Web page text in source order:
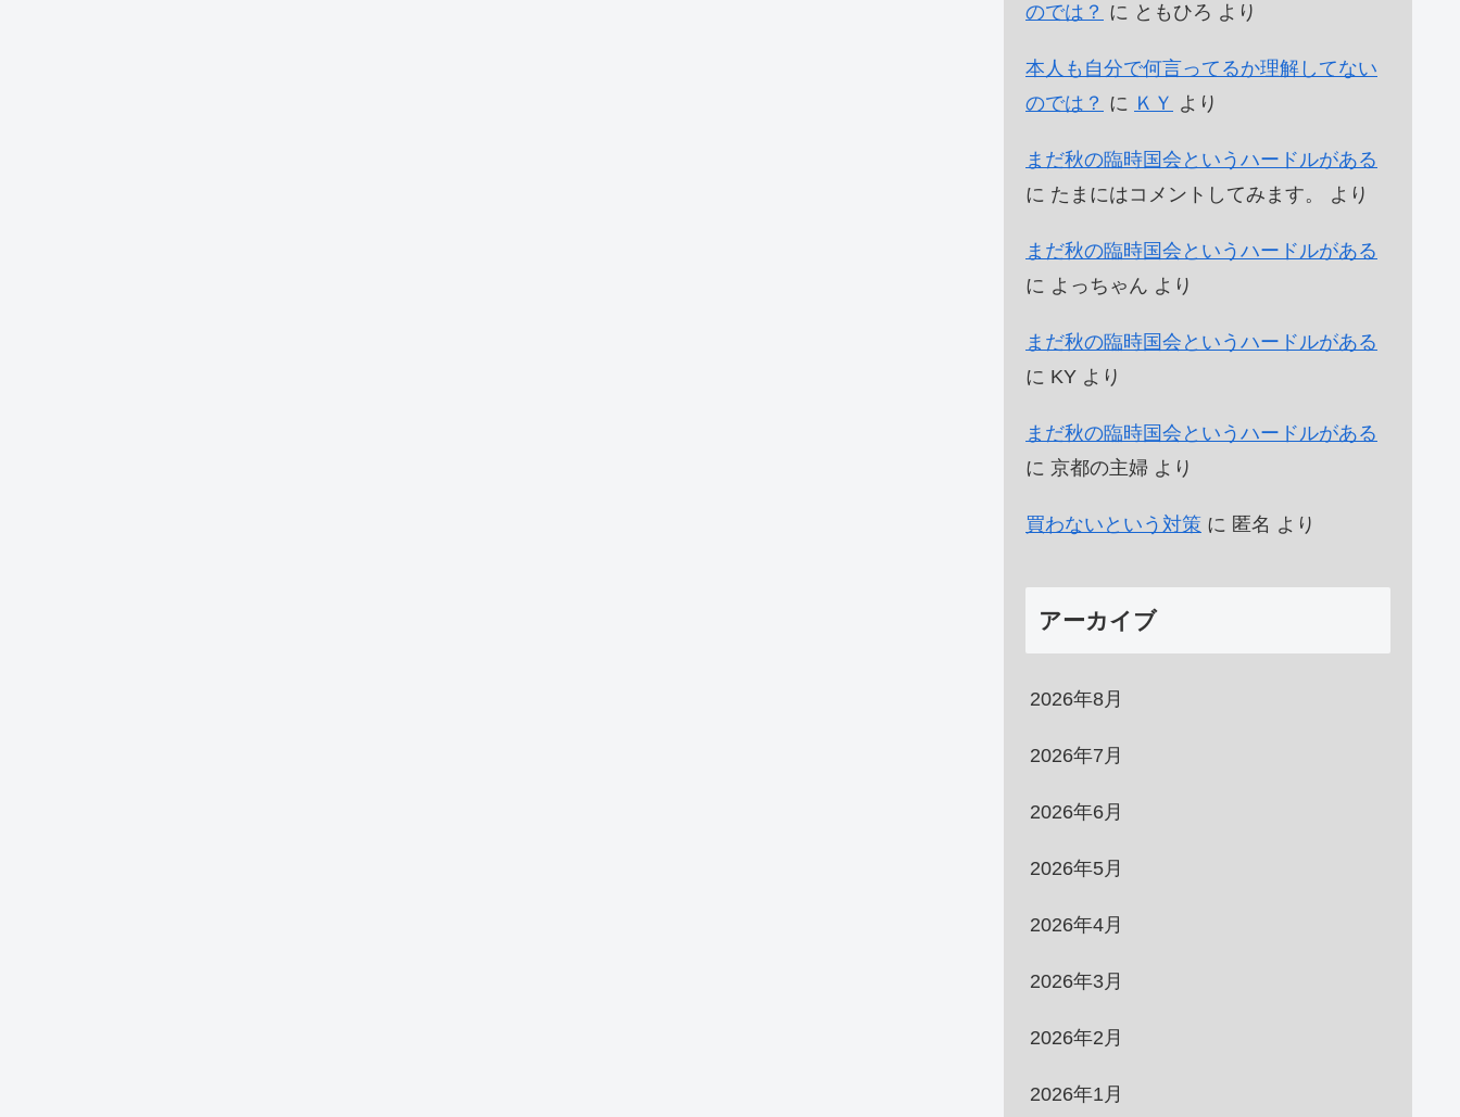
のでは？ に ともひろ より
本人も自分で何言ってるか理解してない
のでは？ に ＫＹ より
まだ秋の臨時国会というハードルがある
に たまにはコメントしてみます。 より
まだ秋の臨時国会というハードルがある
に よっちゃん より
まだ秋の臨時国会というハードルがある
に KY より
まだ秋の臨時国会というハードルがある
に 京都の主婦 より
買わないという対策 に 匿名 より
アーカイブ
2026年8月
2026年7月
2026年6月
2026年5月
2026年4月
2026年3月
2026年2月
2026年1月